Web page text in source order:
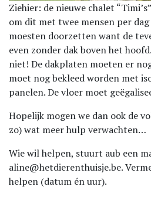
Ziehier: de nieuwe chalet
om dit met twee mensen per
moesten doorzetten want de
even zonder dak boven het
niet! De dakplaten moeten er
moet nog bekleed worden met
panelen. De vloer moet
Hopelijk mogen we dan ook de
zo) wat meer hulp verwachten…
Wie wil helpen, stuurt aub een
aline@hetdierenthuisje.be.
helpen (datum én uur).